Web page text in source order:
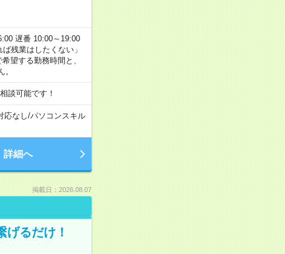
遅番 10:00～19:00
残業はしたくない」
望する勤務時間と、
談可能です！
応なし/パソコンスキル
詳細へ
掲載日：2026.08.07
げるだけ！